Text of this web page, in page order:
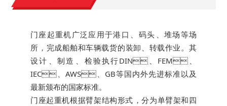
门座起重机广泛应用于港口、码头、堆场等场
所，完成船舶和车辆载货的装卸、转载作业。其
设计、制造、检验执行DIN、FEM、
IEC、AWS、GB等国内外先进标准以及
最新颁布的国家标准。
门座起重机根据臂架结构形式，分为单臂架和四